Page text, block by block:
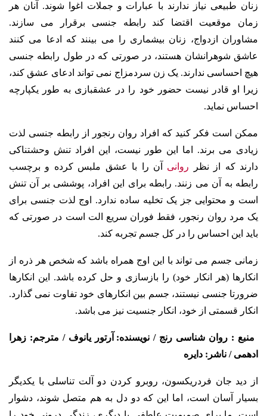
زنان طبیعی نیاز ندارند با عبارات و جملات اغوا شوند. آنان هر
زمان موقعیت اقتضا کند رابطه جنسی برقرار می سازند.
مشاوران ازدواج، زنان بیشماری را می بینند که ادعا می کنند
عاشق شوهرانشان هستند، در صورتی که در طول رابطه جنسی
هیچ احساسی ندارند. یک زن سردمزاج نمی تواند ادعای عشق کند،
زیرا او قادر نیست حضور خود را در عشقبازی به طور یکپارچه
احساس نماید.
ممکن است فکر کنید که افراد روان رنجور از رابطه جنسی لذت
زیادی می برند. اما این طور نیست، این افراد تنش وحشتناکی
دارند که از نظر روانی آن را با عشق ملبس کرده و برچسب
رابطه به آن می زنند. رابطه برای این افراد، پوششی بر آن تنش
است و محتوایی جز یک تخلیه ساده ندارد. اوج لذت جنسی برای
یک مرد روان رنجور، فقط فوران سریع الت است در صورتی که
باید این احساس را در کل جسم تجربه کند.
زمانی جسم می تواند با این اوج همراه باشد که شخص هر ذره از
انکارها (هر انکار خود) را بازسازی و حل کرده باشد. این انکارها
ضرورتا جنسی نیستند، جسم بین انکارهای خود تفاوت نمی گذارد.
انکار قسمتی از خود، انکار جنسیت نیز می باشد.
منبع : روان شناسی رنج / نویسنده: آرتور یانوف / مترجم: زهرا
ادهمی / ناشر: دایره
از دید جان فردریکسون، روبرو کردن دو آلت تناسلی با یکدیگر
بسیار آسان است، اما این که دو دل به هم متصل شوند، دشوار